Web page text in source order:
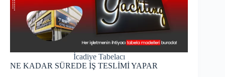
İcadiye Tabelacı
NE KADAR SÜREDE İŞ TESLİMİ YAPAR